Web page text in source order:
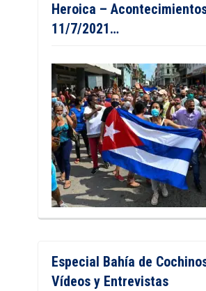
Heroica –
11/7/2021…
Especial Bahía de
Vídeos y Entrevistas